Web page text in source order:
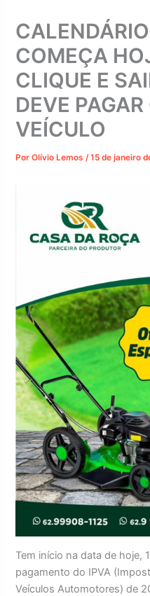
COMEÇA
CLIQUE E
DEVE
VEÍCULO
PorOlívio Lemos/15 de janeiro
Tem início na data de hoje,
pagamento do IPVA
Veículos Automotores) de